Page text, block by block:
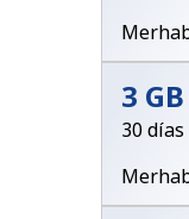
3 GB
30 días